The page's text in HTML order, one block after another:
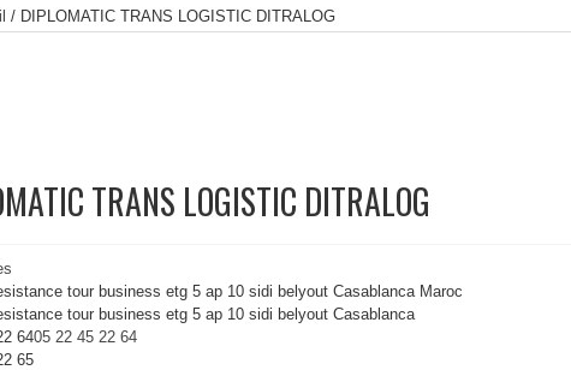
/ DIPLOMATIC TRANS LOGISTIC DITRALOG
TRANS LOGISTIC DITRALOG
tour business etg 5 ap 10 sidi belyout Casablanca Maroc
tour business etg 5 ap 10 sidi belyout Casablanca
6405 22 45 22 64
65